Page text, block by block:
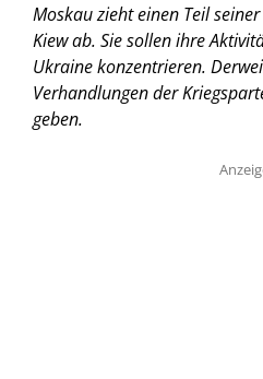
Moskau zieht einen Teil
Kiew ab. Sie sollen ihre
Ukraine konzentrieren.
Verhandlungen der
geben.